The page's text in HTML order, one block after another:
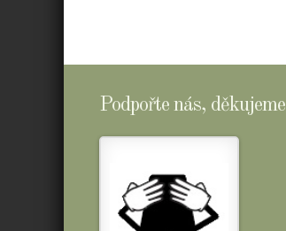
Podpořte nás, děkujeme